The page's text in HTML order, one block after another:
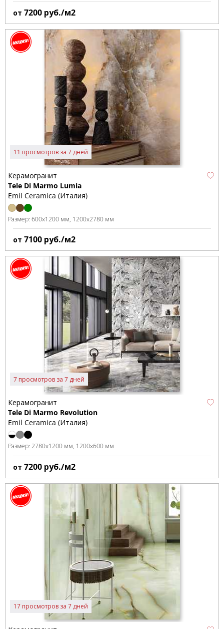
от 7200 руб./м2
11 просмотров за 7 дней
Керамогранит
Tele Di Marmo Lumia
Emil Ceramica (Италия)
Размер: 600x1200 мм 1200x2780 мм
от 7100 руб./м2
7 просмотров за 7 дней
Керамогранит
Tele Di Marmo Revolution
Emil Ceramica (Италия)
Размер: 2780x1200 мм 1200x600 мм
от 7200 руб./м2
17 просмотров за 7 дней